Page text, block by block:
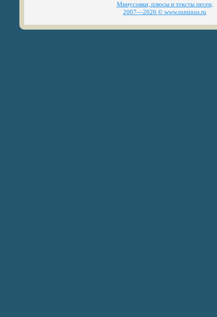
Минусовки, плюсы и тексты песен,
2007—2026 © www.ruminus.ru